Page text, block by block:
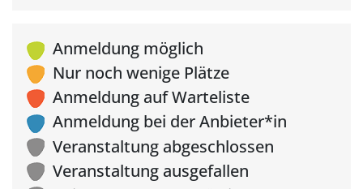
Anmeldung möglich
Nur noch wenige Plätze
Anmeldung auf Warteliste
Anmeldung bei der Anbieter*in
Veranstaltung abgeschlossen
Veranstaltung ausgefallen